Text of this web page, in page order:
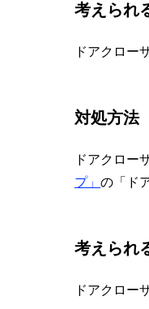
考えられ
ドアクロー
対処方法
ドアクロー
プ」 の「ド
考えられ
ドアクロー